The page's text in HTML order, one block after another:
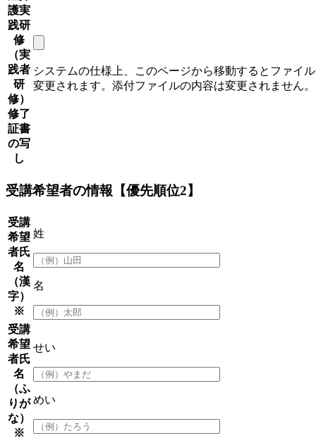
護実
践研
修
（実
践者
研
修）
修了
証書
の写
し
システムの仕様上、このページから移動するとファイ
変更されます。添付ファイルの内容は変更されません。
受講希望者の情報【優先順位2】
受講
希望
者氏
名
（漢
字）
※
姓
名
受講
希望
者氏
名
（ふ
りが
な）
※
せい
めい